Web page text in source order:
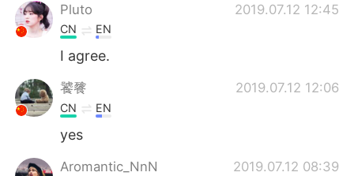
Русский
Indonesia
Türkçe
Português
Pluto 2019.07.12 12:45
CN EN
I agree.
饕餮 2019.07.12 12:06
CN EN
yes
Aromantic_NnN 2019.07.12 08:39